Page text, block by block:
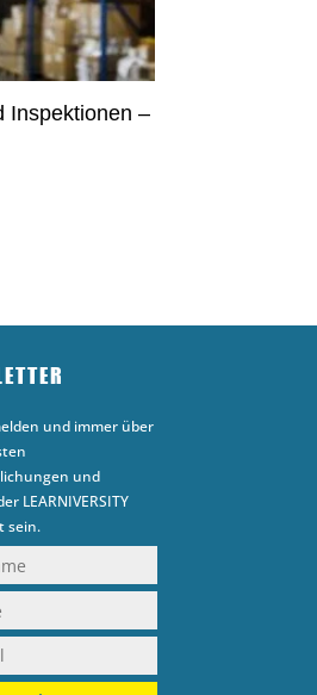
Inspektionen –
und immer über
und
LEARNIVERSITY
sein.